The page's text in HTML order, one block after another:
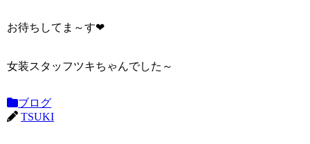
お待ちしてま～す❤
女装スタッフツキちゃんでした～
ブログ
TSUKI